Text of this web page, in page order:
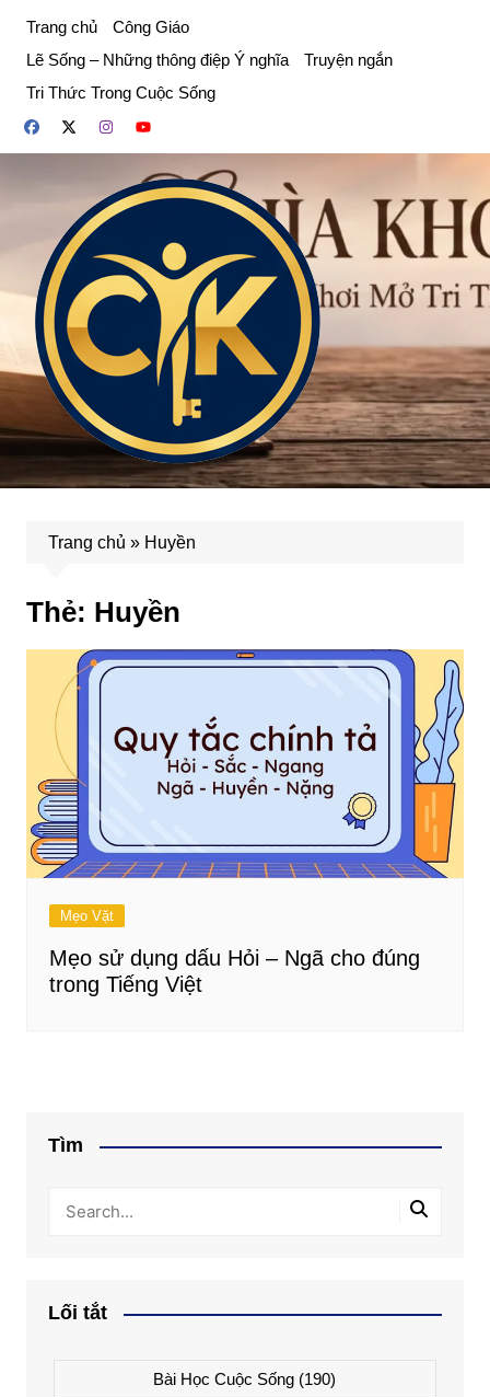
phần
dung
Trang chủ
Công Giáo
Lẽ Sống – Những thông điệp Ý nghĩa
Truyện ngắn
Tri Thức Trong Cuộc Sống
Trang chủ » Huyền
Thẻ: Huyền
Mẹo Vặt
Mẹo sử dụng dấu Hỏi – Ngã cho đúng
trong Tiếng Việt
Tìm
Lối tắt
Bài Học Cuộc Sống (190)